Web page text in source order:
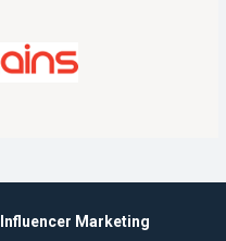
Influencer Marketing